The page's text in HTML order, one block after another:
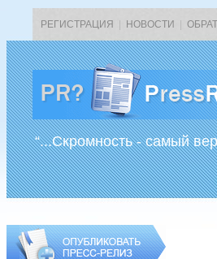
РЕГИСТРАЦИЯ НОВОСТИ
“...Скромность - самый